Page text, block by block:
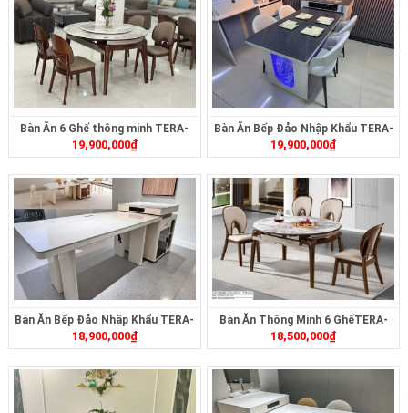
Bàn Ăn 6 Ghế thông minh TERA-
289
19,900,000₫
Bàn Ăn Bếp Đảo Nhập Khẩu TERA-
496
19,900,000₫
Bàn Ăn Bếp Đảo Nhập Khẩu TERA-
494
18,900,000₫
Bàn Ăn Thông Minh 6 GhếTERA-
256
18,500,000₫